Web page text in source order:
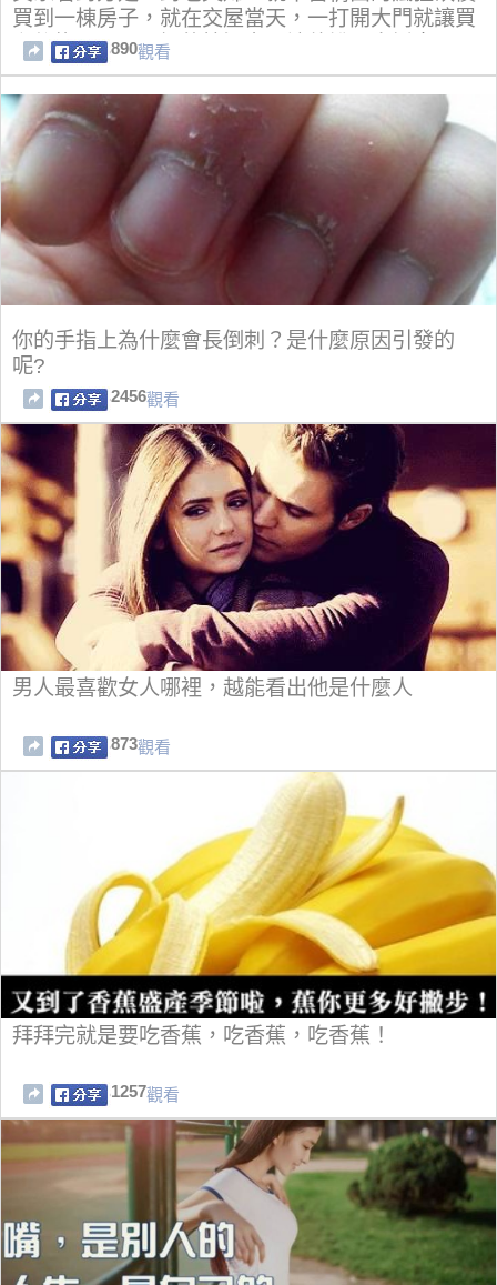
買到一棟房子，就在交屋當天，一打開大門就讓買
主後悔不已，屋裡的情況完全讓他說不出話來.
890觀看
你的手指上為什麼會長倒刺？是什麼原因引發的
呢?
2456觀看
男人最喜歡女人哪裡，越能看出他是什麼人
873觀看
拜拜完就是要吃香蕉，吃香蕉，吃香蕉！
1257觀看